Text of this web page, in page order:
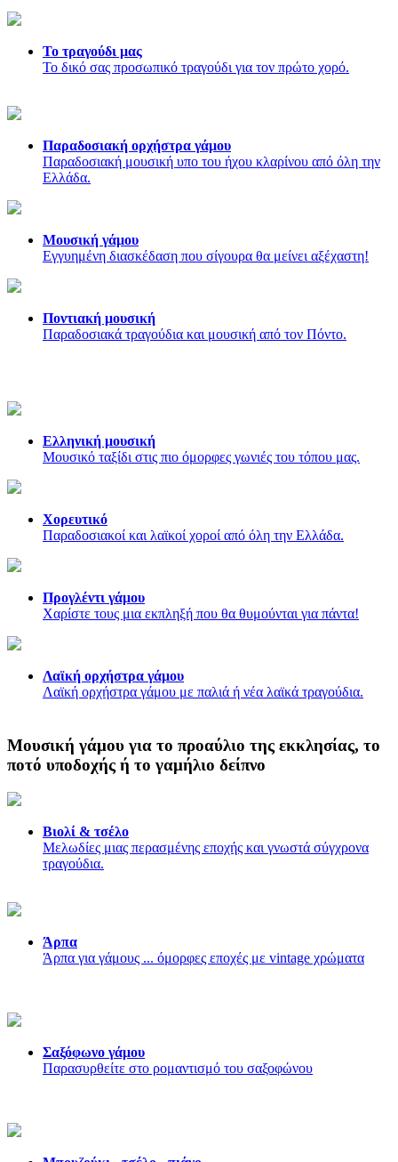
Το τραγούδι μας
Το δικό σας προσωπικό τραγούδι για τον πρώτο χορό.
Παραδοσιακή ορχήστρα γάμου
Παραδοσιακή μουσική υπο του ήχου κλαρίνου από όλη την
Ελλάδα.
Μουσική γάμου
Εγγυημένη διασκέδαση που σίγουρα θα μείνει αξέχαστη!
Ποντιακή μουσική
Παραδοσιακά τραγούδια και μουσική από τον Πόντο.
Ελληνική μουσική
Μουσικό ταξίδι στις πιο όμορφες γωνιές του τόπου μας.
Χορευτικό
Παραδοσιακοί και λαϊκοί χοροί από όλη την Ελλάδα.
Προγλέντι γάμου
Χαρίστε τους μια εκπληξή που θα θυμούνται για πάντα!
Λαϊκή ορχήστρα γάμου
Λαϊκή ορχήστρα γάμου με παλιά ή νέα λαϊκά τραγούδια.
Μουσική γάμου για το προαύλιο της εκκλησίας, το
ποτό υποδοχής ή το γαμήλιο δείπνο
Βιολί & τσέλο
Μελωδίες μιας περασμένης εποχής και γνωστά σύγχρονα
τραγούδια.
Άρπα
Άρπα για γάμους ... όμορφες εποχές με vintage χρώματα
Σαξόφωνο γάμου
Παρασυρθείτε στο ρομαντισμό του σαξοφώνου